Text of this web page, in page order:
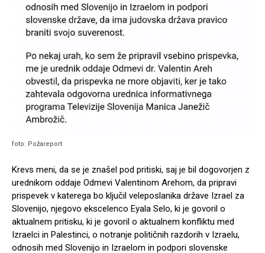
foto: Požareport
Krevs meni, da se je znašel pod pritiski, saj je bil dogovorjen z
urednikom oddaje Odmevi Valentinom Arehom, da pripravi
prispevek v katerega bo ključil veleposlanika države Izrael za
Slovenijo, njegovo ekscelenco Eyala Selo, ki je govoril o
aktualnem pritisku, ki je govoril o aktualnem konfliktu med
Izraelci in Palestinci, o notranje političnih razdorih v Izraelu,
odnosih med Slovenijo in Izraelom in podpori slovenske